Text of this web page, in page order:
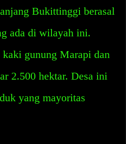
Bukittinggi berasal
ada di wilayah ini.
gunung Marapi dan
2.500 hektar. Desa ini
yang mayoritas